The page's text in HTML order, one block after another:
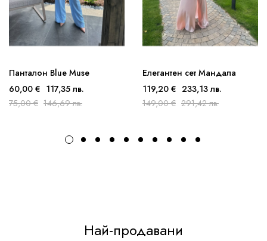
Панталон Blue Muse
60,00 € 117,35 лв.
75,00 € 146,69 лв.
Елегантен сет Мандала
119,20 € 233,13 лв.
149,00 € 291,42 лв.
Най-продавани